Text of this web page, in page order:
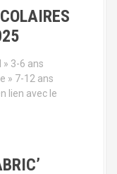
» 3-6 ans
» 7-12 ans
lien avec le